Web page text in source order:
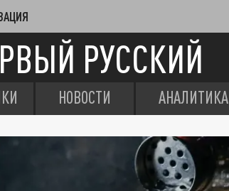
РУССКИЙ
НОВОСТИ АНАЛИТИКА